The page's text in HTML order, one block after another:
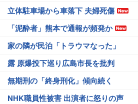
立体駐車場から車落下 夫婦死傷
「泥酔者」熊本で通報が頻発か
家の隣が民泊「トラウマなった」
露 原爆投下巡り広島市長を批判
無期刑の「終身刑化」傾向続く
NHK職員性被害 出演者に怒りの声